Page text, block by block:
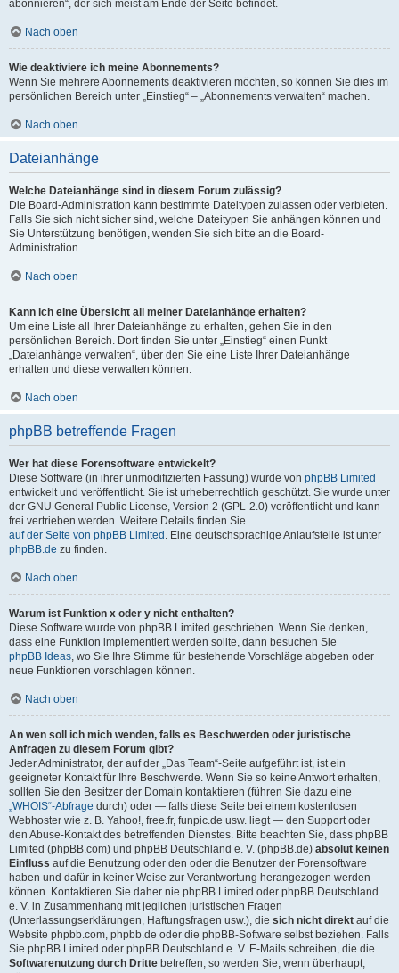
abonnieren“, der sich meist am Ende der Seite befindet.
Nach oben
Wie deaktiviere ich meine Abonnements?
Wenn Sie mehrere Abonnements deaktivieren möchten, so können Sie dies im
persönlichen Bereich unter „Einstieg“ – „Abonnements verwalten“ machen.
Nach oben
Dateianhänge
Welche Dateianhänge sind in diesem Forum zulässig?
Die Board-Administration kann bestimmte Dateitypen zulassen oder verbieten.
Falls Sie sich nicht sicher sind, welche Dateitypen Sie anhängen können und
Sie Unterstützung benötigen, wenden Sie sich bitte an die Board-
Administration.
Nach oben
Kann ich eine Übersicht all meiner Dateianhänge erhalten?
Um eine Liste all Ihrer Dateianhänge zu erhalten, gehen Sie in den
persönlichen Bereich. Dort finden Sie unter „Einstieg“ einen Punkt
„Dateianhänge verwalten“, über den Sie eine Liste Ihrer Dateianhänge
erhalten und diese verwalten können.
Nach oben
phpBB betreffende Fragen
Wer hat diese Forensoftware entwickelt?
Diese Software (in ihrer unmodifizierten Fassung) wurde von phpBB Limited
entwickelt und veröffentlicht. Sie ist urheberrechtlich geschützt. Sie wurde unter
der GNU General Public License, Version 2 (GPL-2.0) veröffentlicht und kann
frei vertrieben werden. Weitere Details finden Sie
auf der Seite von phpBB Limited . Eine deutschsprachige Anlaufstelle ist unter
phpBB.de zu finden.
Nach oben
Warum ist Funktion x oder y nicht enthalten?
Diese Software wurde von phpBB Limited geschrieben. Wenn Sie denken,
dass eine Funktion implementiert werden sollte, dann besuchen Sie
phpBB Ideas, wo Sie Ihre Stimme für bestehende Vorschläge abgeben oder
neue Funktionen vorschlagen können.
Nach oben
An wen soll ich mich wenden, falls es Beschwerden oder juristische
Anfragen zu diesem Forum gibt?
Jeder Administrator, der auf der „Das Team“-Seite aufgeführt ist, ist ein
geeigneter Kontakt für Ihre Beschwerde. Wenn Sie so keine Antwort erhalten,
sollten Sie den Besitzer der Domain kontaktieren (führen Sie dazu eine
„WHOIS“-Abfrage durch) oder — falls diese Seite bei einem kostenlosen
Webhoster wie z. B. Yahoo!, free.fr, funpic.de usw. liegt — den Support oder
den Abuse-Kontakt des betreffenden Dienstes. Bitte beachten Sie, dass phpBB
Limited (phpBB.com) und phpBB Deutschland e. V. (phpBB.de) absolut keinen
Einfluss auf die Benutzung oder den oder die Benutzer der Forensoftware
haben und dafür in keiner Weise zur Verantwortung herangezogen werden
können. Kontaktieren Sie daher nie phpBB Limited oder phpBB Deutschland
e. V. in Zusammenhang mit jeglichen juristischen Fragen
(Unterlassungserklärungen, Haftungsfragen usw.), die sich nicht direkt auf die
Website phpbb.com, phpbb.de oder die phpBB-Software selbst beziehen. Falls
Sie phpBB Limited oder phpBB Deutschland e. V. E-Mails schreiben, die die
Softwarenutzung durch Dritte betreffen, so werden Sie, wenn überhaupt,